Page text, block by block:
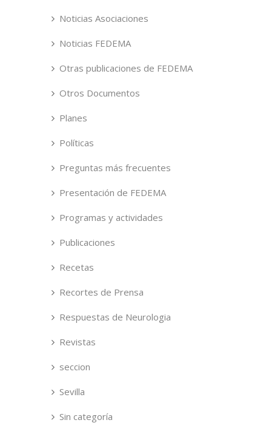
Noticias Asociaciones
Noticias FEDEMA
Otras publicaciones de FEDEMA
Otros Documentos
Planes
Políticas
Preguntas más frecuentes
Presentación de FEDEMA
Programas y actividades
Publicaciones
Recetas
Recortes de Prensa
Respuestas de Neurologia
Revistas
seccion
Sevilla
Sin categoría